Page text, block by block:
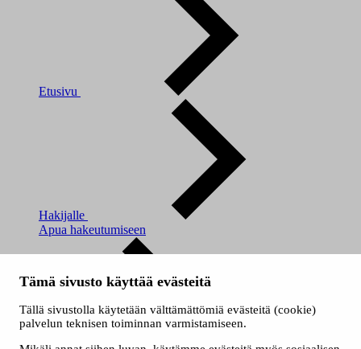
Tämä sivusto käyttää evästeitä
Tällä sivustolla käytetään välttämättömiä evästeitä (cookie)
palvelun teknisen toiminnan varmistamiseen.
Etusivu
Hakijalle
Apua hakeutumiseen